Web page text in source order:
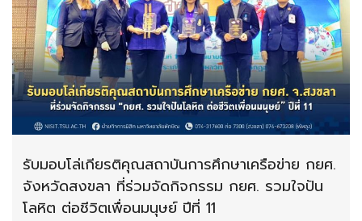
รับมอบโล่เกียรติคุณสถาบันการศึกษาเครือข่าย กยศ.
จังหวัดสงขลา ที่ร่วมจัดกิจกรรม กยศ. รวมใจปัน
โลหิต ต่อชีวิตเพื่อนมนุษย์ ปีที่ 11